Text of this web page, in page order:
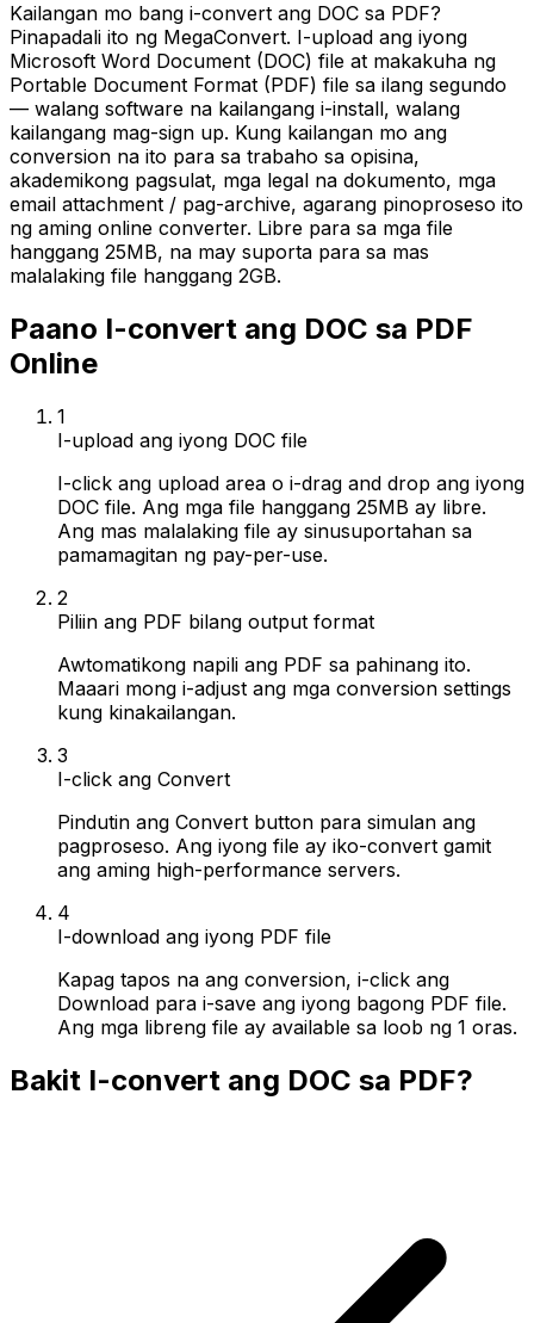
Kailangan mo bang i-convert ang DOC sa PDF?
Pinapadali ito ng MegaConvert. I-upload ang iyong
Microsoft Word Document (DOC) file at makakuha ng
Portable Document Format (PDF) file sa ilang segundo
— walang software na kailangang i-install, walang
kailangang mag-sign up. Kung kailangan mo ang
conversion na ito para sa trabaho sa opisina,
akademikong pagsulat, mga legal na dokumento, mga
email attachment / pag-archive, agarang pinoproseso ito
ng aming online converter. Libre para sa mga file
hanggang 25MB, na may suporta para sa mas
malalaking file hanggang 2GB.
Paano I-convert ang DOC sa PDF
Online
1
I-upload ang iyong DOC file
I-click ang upload area o i-drag and drop ang iyong
DOC file. Ang mga file hanggang 25MB ay libre.
Ang mas malalaking file ay sinusuportahan sa
pamamagitan ng pay-per-use.
2
Piliin ang PDF bilang output format
Awtomatikong napili ang PDF sa pahinang ito.
Maaari mong i-adjust ang mga conversion settings
kung kinakailangan.
3
I-click ang Convert
Pindutin ang Convert button para simulan ang
pagproseso. Ang iyong file ay iko-convert gamit
ang aming high-performance servers.
4
I-download ang iyong PDF file
Kapag tapos na ang conversion, i-click ang
Download para i-save ang iyong bagong PDF file.
Ang mga libreng file ay available sa loob ng 1 oras.
Bakit I-convert ang DOC sa PDF?